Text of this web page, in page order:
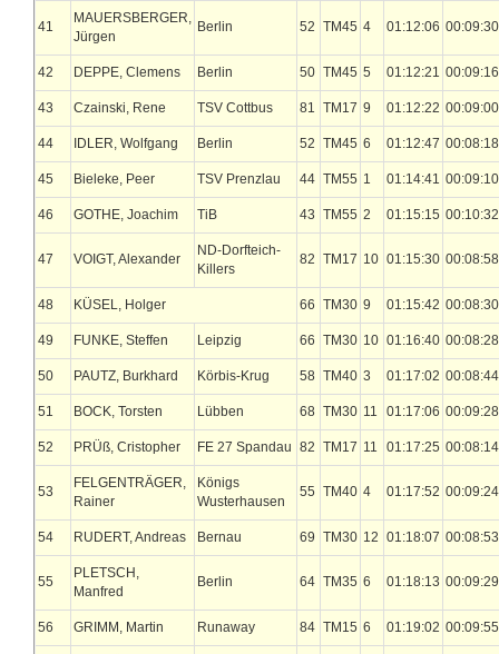
41
MAUERSBERGER,
Jürgen
Berlin 52 TM45 4 01:12:06 00:09:30
42 DEPPE, Clemens Berlin 50 TM45 5 01:12:21 00:09:16
43 Czainski, Rene TSV Cottbus 81 TM17 9 01:12:22 00:09:00
44 IDLER, Wolfgang Berlin 52 TM45 6 01:12:47 00:08:18
45 Bieleke, Peer TSV Prenzlau 44 TM55 1 01:14:41 00:09:10
46 GOTHE, Joachim TiB 43 TM55 2 01:15:15 00:10:32
47 VOIGT, Alexander
ND-Dorfteich-
Killers
82 TM17 10 01:15:30 00:08:58
48 KÜSEL, Holger 66 TM30 9 01:15:42 00:08:30
49 FUNKE, Steffen Leipzig 66 TM30 10 01:16:40 00:08:28
50 PAUTZ, Burkhard Körbis-Krug 58 TM40 3 01:17:02 00:08:44
51 BOCK, Torsten Lübben 68 TM30 11 01:17:06 00:09:28
52 PRÜß, Cristopher FE 27 Spandau 82 TM17 11 01:17:25 00:08:14
53
FELGENTRÄGER,
Rainer
Königs
Wusterhausen
55 TM40 4 01:17:52 00:09:24
54 RUDERT, Andreas Bernau 69 TM30 12 01:18:07 00:08:53
55
PLETSCH,
Manfred
Berlin 64 TM35 6 01:18:13 00:09:29
56 GRIMM, Martin Runaway 84 TM15 6 01:19:02 00:09:55